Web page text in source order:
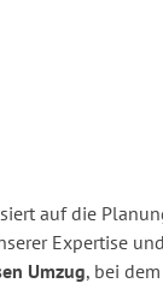
auf die
Expertise
Umzug, bei